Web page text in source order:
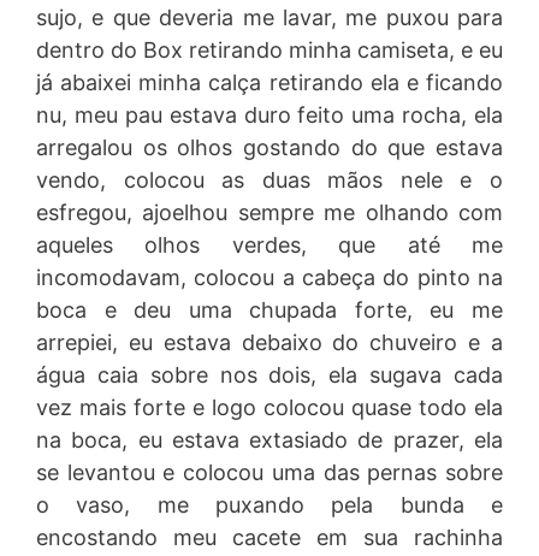
sujo, e que deveria me lavar, me puxou para
dentro do Box retirando minha camiseta, e eu
já abaixei minha calça retirando ela e ficando
nu, meu pau estava duro feito uma rocha, ela
arregalou os olhos gostando do que estava
vendo, colocou as duas mãos nele e o
esfregou, ajoelhou sempre me olhando com
aqueles olhos verdes, que até me
incomodavam, colocou a cabeça do pinto na
boca e deu uma chupada forte, eu me
arrepiei, eu estava debaixo do chuveiro e a
água caia sobre nos dois, ela sugava cada
vez mais forte e logo colocou quase todo ela
na boca, eu estava extasiado de prazer, ela
se levantou e colocou uma das pernas sobre
o vaso, me puxando pela bunda e
encostando meu cacete em sua rachinha